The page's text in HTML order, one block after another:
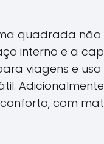
quadrada não
interno e a
viagens e uso
com